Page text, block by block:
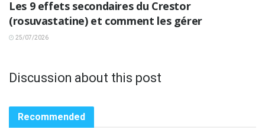
Les 9 effets secondaires du Crestor
(rosuvastatine) et comment les gérer
25/07/2026
Discussion about this post
Recommended